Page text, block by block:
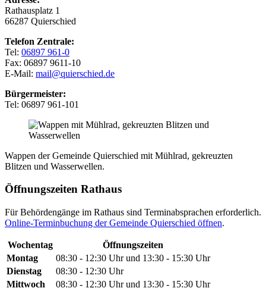
Rathausplatz 1
66287 Quierschied
Telefon Zentrale:
Tel: 06897 961-0
Fax: 06897 9611-10
E-Mail: mail@quierschied.de
Bürgermeister:
Tel: 06897 961-101
Wappen der Gemeinde Quierschied mit Mühlrad, gekreuzten
Blitzen und Wasserwellen.
Öffnungszeiten Rathaus
Für Behördengänge im Rathaus sind Terminabsprachen erforderlich.
Online-Terminbuchung der Gemeinde Quierschied öffnen.
Wochentag
Öffnungszeiten
Montag
08:30 - 12:30 Uhr und 13:30 - 15:30 Uhr
Dienstag
08:30 - 12:30 Uhr
Mittwoch
08:30 - 12:30 Uhr und 13:30 - 15:30 Uhr